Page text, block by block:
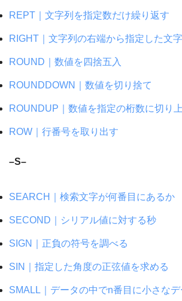
REPT｜文字列を指定数だけ繰り返す
RIGHT｜文字列の右端から指定した文
ROUND｜数値を四捨五入
ROUNDDOWN｜数値を切り捨て
ROUNDUP｜数値を指定の桁数に切り
ROW｜行番号を取り出す
–S–
SEARCH｜検索文字が何番目にあるか
SECOND｜シリアル値に対する秒
SIGN｜正負の符号を調べる
SIN｜指定した角度の正弦値を求める
SMALL｜データの中でn番目に小さなデ